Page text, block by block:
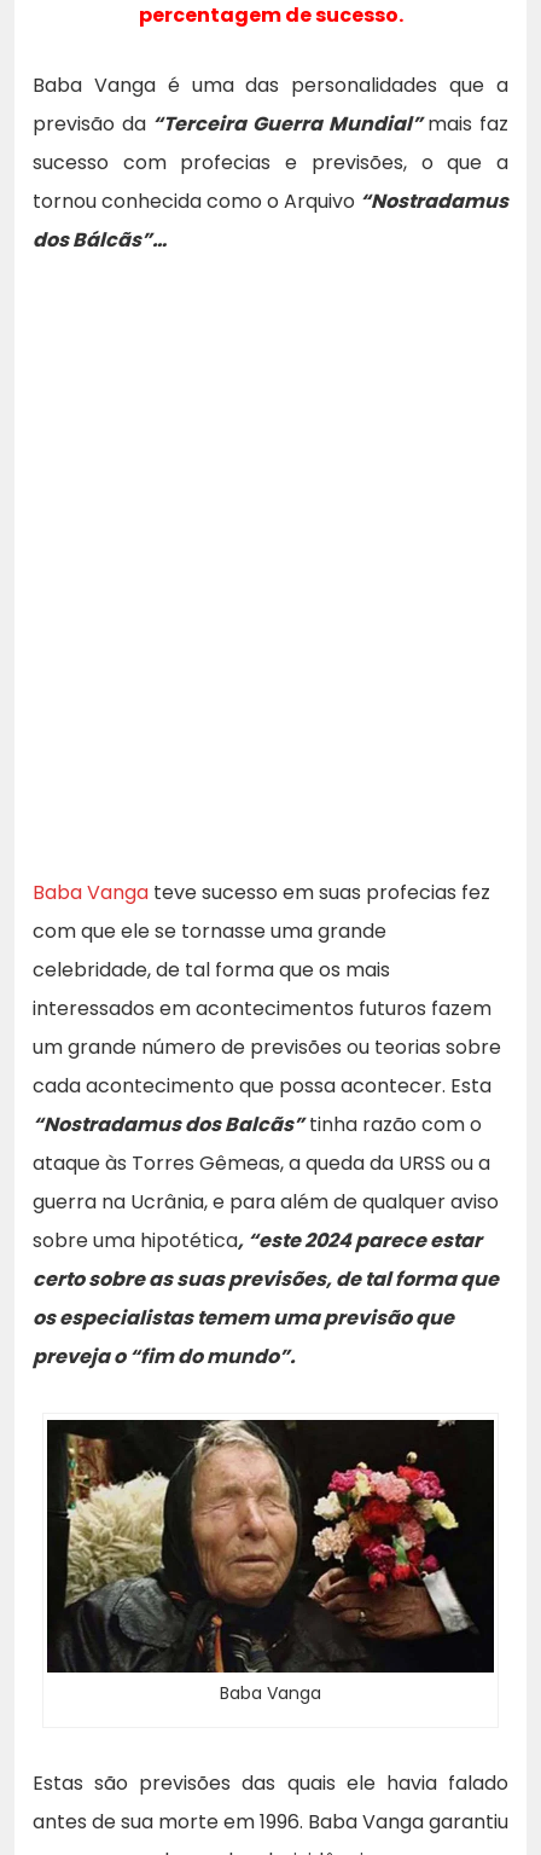
percentagem de sucesso.
Baba Vanga é uma das personalidades que a
previsão da “Terceira Guerra Mundial”mais faz
sucesso com profecias e previsões, o que a
tornou conhecida como o Arquivo “Nostradamus
dos Bálcãs”…
Baba Vanga teve sucesso em suas profecias fez
com que ele se tornasse uma grande
celebridade, de tal forma que os mais
interessados ​​em acontecimentos futuros fazem
um grande número de previsões ou teorias sobre
cada acontecimento que possa acontecer. Esta
“Nostradamus dos Balcãs”tinha razão com o
ataque às Torres Gêmeas, a queda da URSS ou a
guerra na Ucrânia, e para além de qualquer aviso
sobre uma hipotética, “este 2024 parece estar
certo sobre as suas previsões, de tal forma que
os especialistas temem uma previsão que
preveja o “fim do mundo”.
Baba Vanga
Estas são previsões das quais ele havia falado
antes de sua morte em 1996. Baba Vanga garantiu